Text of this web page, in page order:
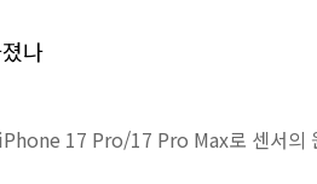
나
17 Pro/17 Pro Max로 센서의